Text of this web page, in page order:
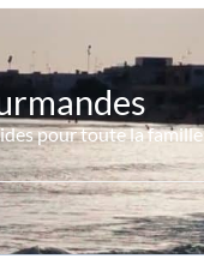
pour toute la famille